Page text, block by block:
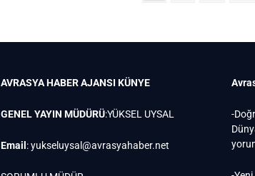
AVRASYA HABER AJANSI KÜNYE
GENEL YAYIN MÜDÜRÜ:YÜKSEL UYSAL
Email :yukseluysal@avrasyahaber.net
-